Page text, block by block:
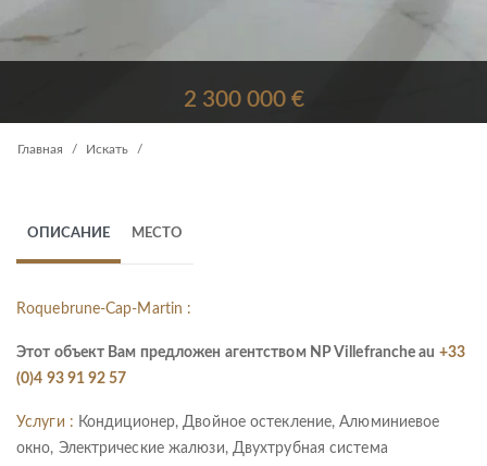
Главная Искать
2 300 000 €
ОПИСАНИЕ МЕСТО
Roquebrune-Cap-Martin :
Этот объект Вам предложен агентством NP Villefranche au +33
(0)4 93 91 92 57
Услуги : Кондиционер, Двойное остекление, Алюминиевое
окно, Электрические жалюзи, Двухтрубная система